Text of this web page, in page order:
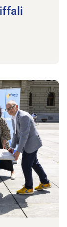
in tutti i cantoni